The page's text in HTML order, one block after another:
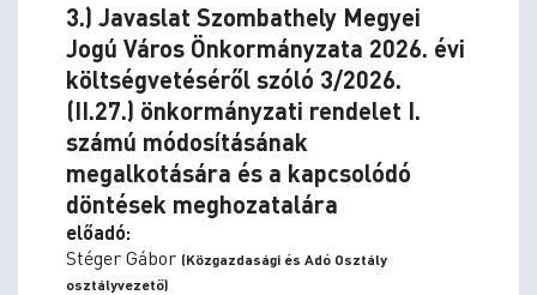
3.) Javaslat Szombathely Megyei
Jogú Város Önkormányzata 2026. évi
költségvetéséről szóló 3/2026.
(II.27.) önkormányzati rendelet I.
számú módosításának
megalkotására és a kapcsolódó
döntések meghozatalára
előadó:
Stéger Gábor (Közgazdasági és Adó Osztály
osztályvezető)